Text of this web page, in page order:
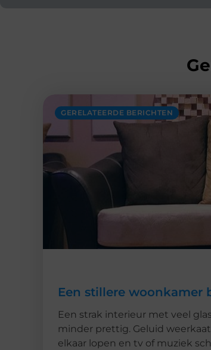
GERELATEERDE BERICHTEN
Een stillere woonkamer
Een strak interieur met veel
minder prettig. Geluid
elkaar lopen en tv of muziek